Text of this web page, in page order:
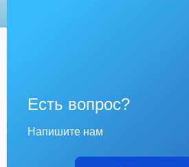
Есть вопрос?
Напишите нам